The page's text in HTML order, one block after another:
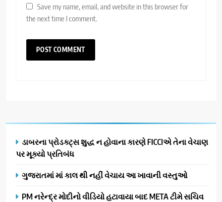
Save my name, email, and website in this browser for
the next time I comment.
ડાબરના પ્રોડક્ટ્સ શુદ્ધ ન હોવાના કારણે FICCIએ તેના વેચાણ
પર મૂક્યો પ્રતિબંધ
ગુજરાતમાં માં કાલ થી નહીં વેચાય આ ખાવાની વસ્તુઓ
PM નરેન્દ્ર મોદીનો વીડિયો હટાવાયા બાદ META ટીમે સચિવ